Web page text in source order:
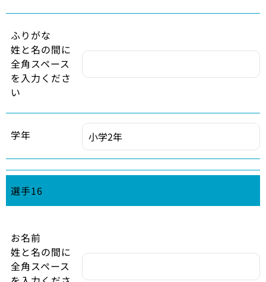
ふりがな
姓と名の間に
全角スペース
を入力くださ
い
学年
選手16
お名前
姓と名の間に
全角スペース